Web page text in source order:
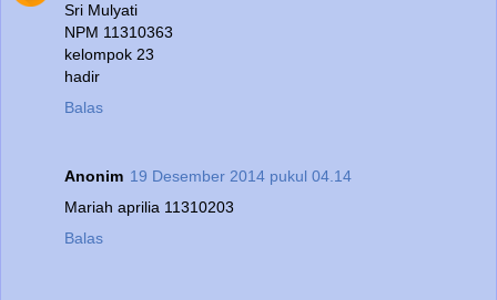
Sri Mulyati
NPM 11310363
kelompok 23
hadir
Balas
Anonim 19 Desember 2014 pukul 04.14
Mariah aprilia 11310203
Balas